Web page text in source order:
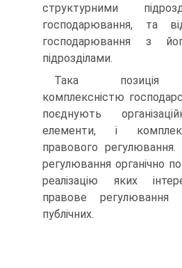
структурними
господарювання, та
господарювання з
підрозділами.
Така позиція
комплексністю
поєднують
елементи, і
правового
регулювання органічно
реалізацію яких
правове
публічних.